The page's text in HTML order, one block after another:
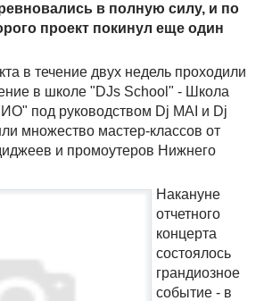
в полную силу, и по
проект покинул еще один
в течение двух недель проходили
в школе "DJs School" - Школа
под руководством Dj MAI и Dj
множество мастер-классов от
и промоутеров Нижнего
Накануне
отчетного
концерта
состоялось
грандиозное
событие - в